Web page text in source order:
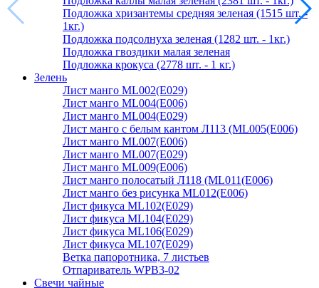
Подложка хризантемы средняя зеленая (1515 шт. -
1кг.)
Подложка подсолнуха зеленая (1282 шт. - 1кг.)
Подложка гвоздики малая зеленая
Подложка крокуса (2778 шт. - 1 кг.)
Зелень
Лист манго ML002(E029)
Лист манго ML004(E006)
Лист манго ML004(E029)
Лист манго с белым кантом Л113 (ML005(E006)
Лист манго ML007(E006)
Лист манго ML007(E029)
Лист манго ML009(E006)
Лист манго полосатый Л118 (ML011(E006)
Лист манго без рисунка ML012(E006)
Лист фикуса ML102(E029)
Лист фикуса ML104(E029)
Лист фикуса ML106(E029)
Лист фикуса ML107(E029)
Ветка папоротника, 7 листьев
Отпариватель WPB3-02
Свечи чайные